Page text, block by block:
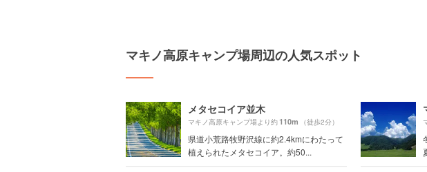
マキノ高原キャンプ場周辺の人気スポット
メタセコイア並木
マキノ高原キャンプ場より約110m （徒歩2分）
県道小荒路牧野沢線に約2.4kmにわたって
植えられたメタセコイア。約50...